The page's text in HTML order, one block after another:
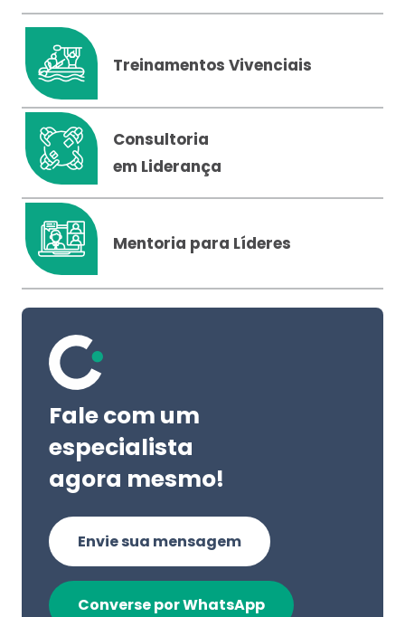
Treinamentos Vivenciais
Consultoria
em Liderança
Mentoria para Líderes
Fale com um
especialista
agora mesmo!
Envie sua mensagem
Converse por WhatsApp